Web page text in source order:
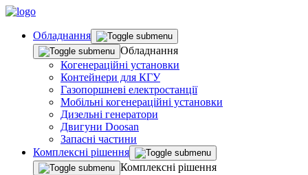
Обладнання
Обладнання
Когенераційні установки
Контейнери для КГУ
Газопоршневі електростанції
Мобільні когенераційні установки
Дизельні генератори
Двигуни Doosan
Запасні частини
Комплекснi рiшення
Комплекснi рiшення